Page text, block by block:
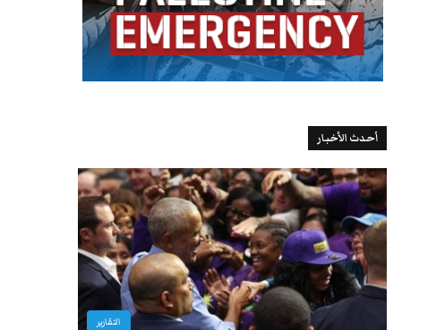
أحدث الأخبار
التقارير